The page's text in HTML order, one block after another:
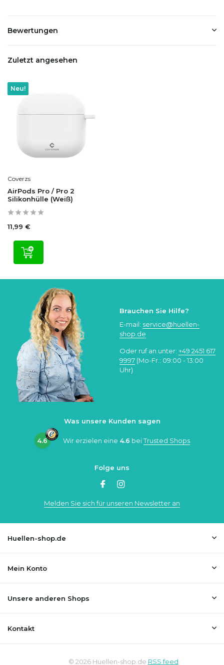
Bewertungen
Zuletzt angesehen
Neu!
Coverzs
AirPods Pro / Pro 2
Silikonhülle (Weiß)
11,99 €
Brauchen Sie Hilfe?
E-mail: service@huellen-
shop.de
Oder ruf an unter: +49 2451 617
9997 (Mo-Fr.: 09:00 - 13:00
Uhr)
Was unsere Kunden sagen
4.6 Wir erzielen eine 4.6 beiTrusted Shops
Folge uns
Melden Sie sich für unseren Newsletter an
Huellen-shop.de
Mein Konto
Unsere anderen Shops
Kontakt
© 2026 Huellen-shop.de RSS feed